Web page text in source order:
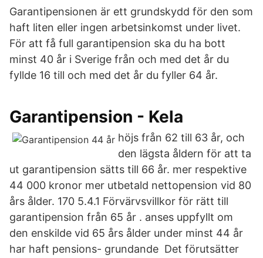
Garantipensionen är ett grundskydd för den som
haft liten eller ingen arbetsinkomst under livet.
För att få full garantipension ska du ha bott
minst 40 år i Sverige från och med det år du
fyllde 16 till och med det år du fyller 64 år.
Garantipension - Kela
höjs från 62 till 63 år, och
den lägsta åldern för att ta
ut garantipension sätts till 66 år. mer respektive
44 000 kronor mer utbetald nettopension vid 80
års ålder. 170 5.4.1 Förvärvsvillkor för rätt till
garantipension från 65 år . anses uppfyllt om
den enskilde vid 65 års ålder under minst 44 år
har haft pensions- grundande Det förutsätter